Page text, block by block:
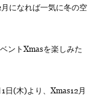
になれば一気に冬の空
ントXmasを楽しみた
日(木)より、Xmas12月